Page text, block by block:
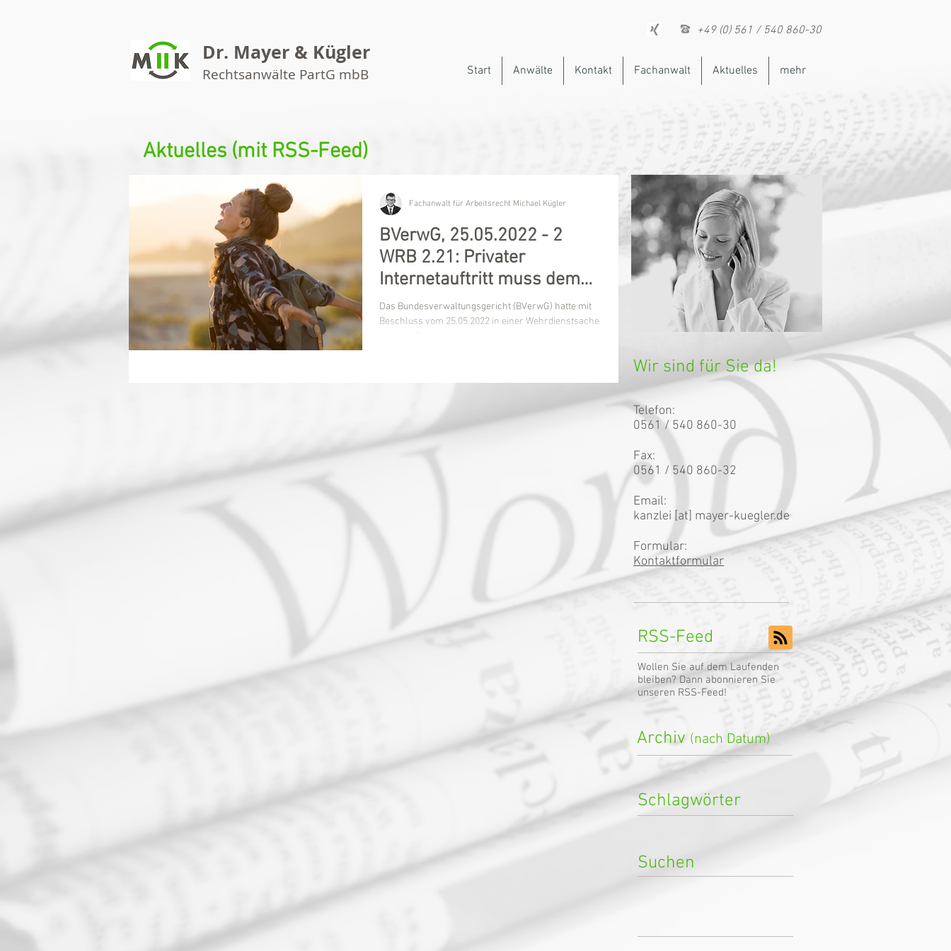
Dr. Mayer & Kügler
Rechtsanwälte PartG mbB
+49 (0) 561 / 540 860-30
Start Anwälte Kontakt Fachanwalt Aktuelles mehr
Aktuelles (mit RSS-Feed)
BVerwG, 25.05.2022 - 2
WRB 2.21: Privater
Internetauftritt muss dem
beruflichen Ansehen
entsprechen
Das Bundesverwaltungsgericht (BVerwG) hatte mit
Beschluss vom 25.05.2022 in einer Wehrdienstsache
Fachanwalt für Arbeitsrecht Michael Kügler
Wir sind für Sie da!
Telefon:
0561 / 540 860-30
Fax:
0561 / 540 860-32
Email:
kanzlei [at] mayer-kuegler.de
Formular:
Kontaktformular
RSS-Feed
Wollen Sie auf dem Laufenden
bleiben? Dann abonnieren Sie
unseren RSS-Feed!
Archiv (nach Datum)
Schlagwörter
Suchen